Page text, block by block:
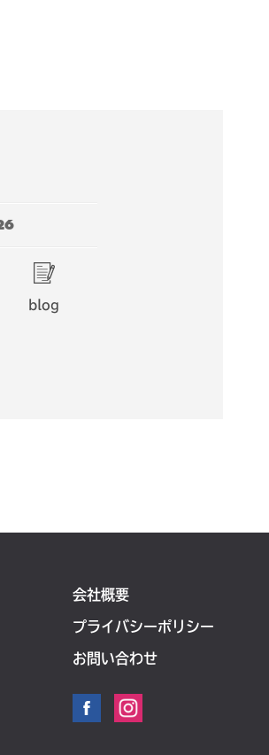
blog
会社概要
プライバシーポリシー
お問い合わせ